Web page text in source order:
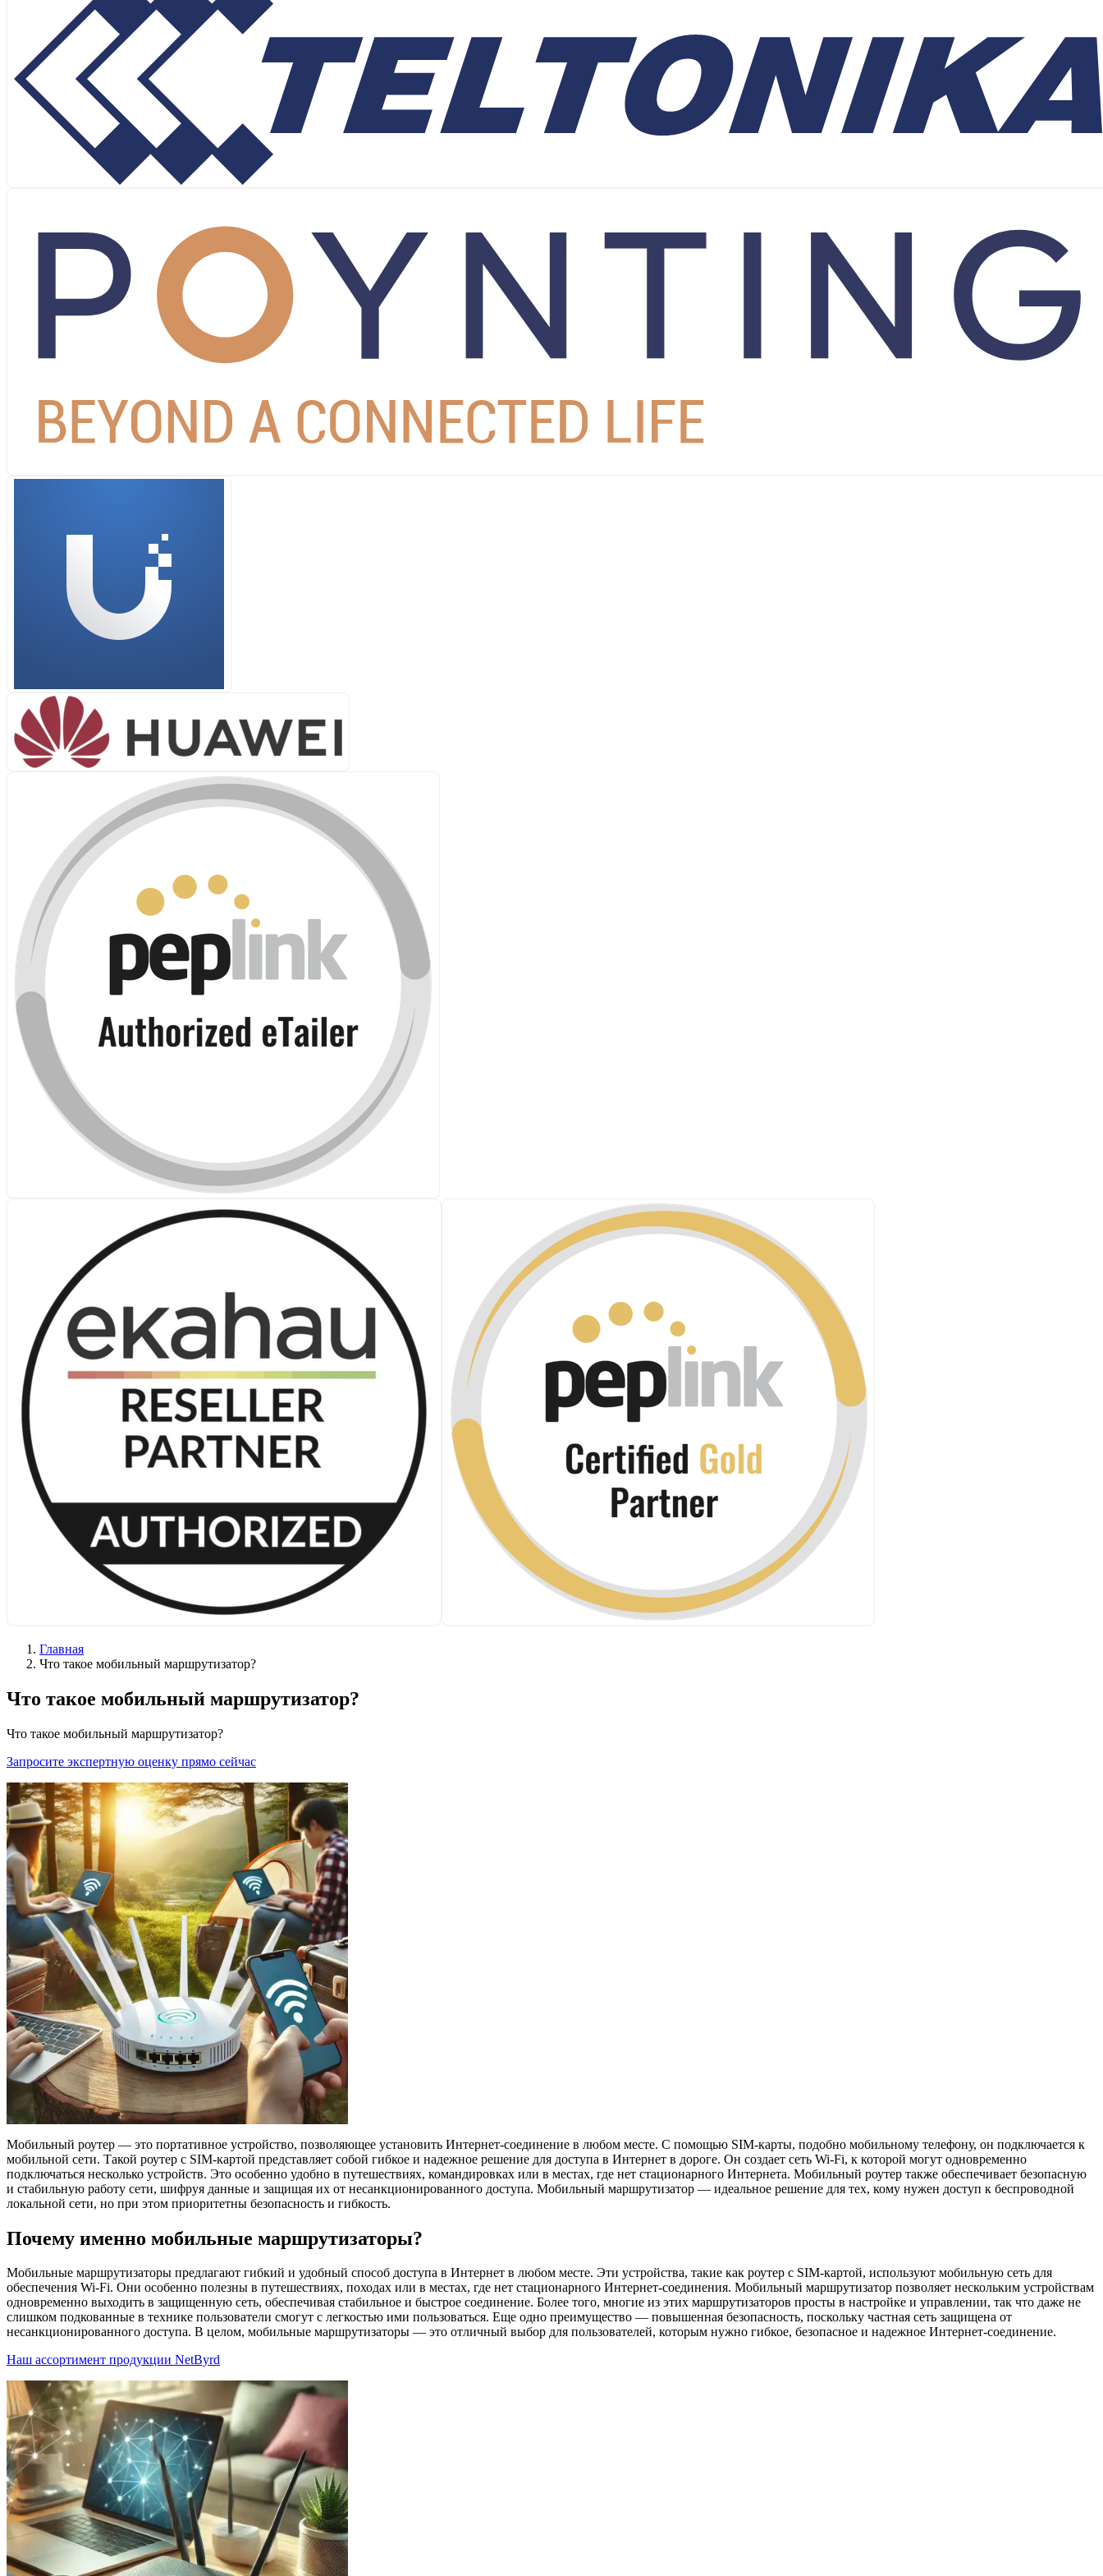
Главная
Что такое мобильный маршрутизатор?
Что такое мобильный маршрутизатор?
Что такое мобильный маршрутизатор?
Запросите экспертную оценку прямо сейчас
Мобильный роутер — это портативное устройство, позволяющее установить Интернет-соединение в любом месте. С помощью SIM-карты, подобно мобильному телефону, он подключается к
мобильной сети. Такой роутер с SIM-картой представляет собой гибкое и надежное решение для доступа в Интернет в дороге. Он создает сеть Wi-Fi, к которой могут одновременно
подключаться несколько устройств. Это особенно удобно в путешествиях, командировках или в местах, где нет стационарного Интернета. Мобильный роутер также обеспечивает безопасную
и стабильную работу сети, шифруя данные и защищая их от несанкционированного доступа. Мобильный маршрутизатор — идеальное решение для тех, кому нужен доступ к беспроводной
локальной сети, но при этом приоритетны безопасность и гибкость.
Почему именно мобильные маршрутизаторы?
Мобильные маршрутизаторы предлагают гибкий и удобный способ доступа в Интернет в любом месте. Эти устройства, такие как роутер с SIM-картой, используют мобильную сеть для
обеспечения Wi-Fi. Они особенно полезны в путешествиях, походах или в местах, где нет стационарного Интернет-соединения. Мобильный маршрутизатор позволяет нескольким устройствам
одновременно выходить в защищенную сеть, обеспечивая стабильное и быстрое соединение. Более того, многие из этих маршрутизаторов просты в настройке и управлении, так что даже не
слишком подкованные в технике пользователи смогут с легкостью ими пользоваться. Еще одно преимущество — повышенная безопасность, поскольку частная сеть защищена от
несанкционированного доступа. В целом, мобильные маршрутизаторы — это отличный выбор для пользователей, которым нужно гибкое, безопасное и надежное Интернет-соединение.
Наш ассортимент продукции NetByrd